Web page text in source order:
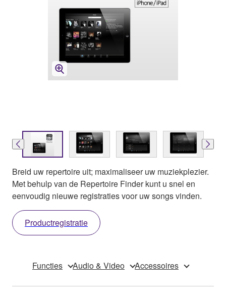
Breid uw repertoire uit; maximaliseer uw muziekplezier.
Met behulp van de Repertoire Finder kunt u snel en
eenvoudig nieuwe registraties voor uw songs vinden.
Productregistratie
Functies Audio & Video Accessoires